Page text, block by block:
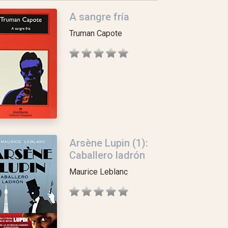
A sangre fría
Truman Capote
Arsène Lupin (1):
Caballero ladrón
Maurice Leblanc